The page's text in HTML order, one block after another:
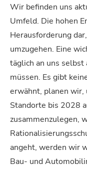
Wir befinden uns
Umfeld. Die hohen
Herausforderung
umzugehen. Eine
täglich an uns
müssen. Es gibt
erwähnt, planen wir,
Standorte bis 2028
zusammenzulegen,
angeht, werden wir
Bau- und